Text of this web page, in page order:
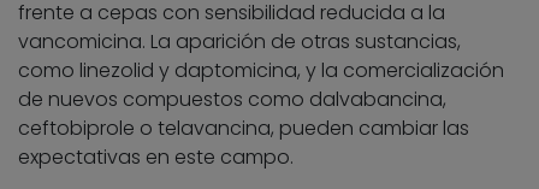
frente a cepas con sensibilidad reducida a la
vancomicina. La aparición de otras sustancias,
como linezolid y daptomicina, y la comercialización
de nuevos compuestos como dalvabancina,
ceftobiprole o telavancina, pueden cambiar las
expectativas en este campo.